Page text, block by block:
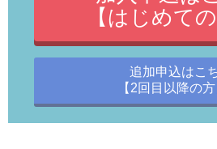
【はじめての
追加申込はこ
【2回目以降の方